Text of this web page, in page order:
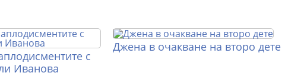
с
Иванова
Джена в очакване на второ дете